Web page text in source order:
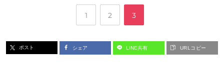
ペ
ジ
1
,
ペ
ジ
2
,
ペ
ジ
3
ポスト シェア LINE共有 URLコピー